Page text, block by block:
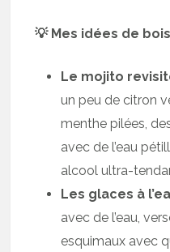
💡 Mes idées de
Le mojito
un peu de citron
menthe pilées,
avec de l’eau
alcool ultra-
Les glaces à
avec de l’eau,
esquimaux avec